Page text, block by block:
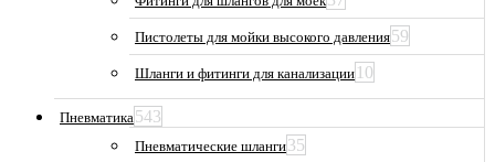
Пистолеты для мойки высокого давления59
Шланги и фитинги для канализации 10
Пневматика543
Пневматические шланги35